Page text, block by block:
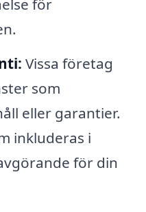
för
Vissa företag
som
eller garantier.
inkluderas i
för din